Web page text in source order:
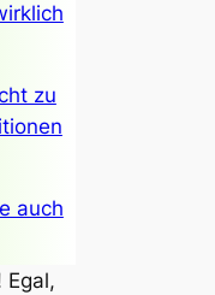
zu
auch
Egal,